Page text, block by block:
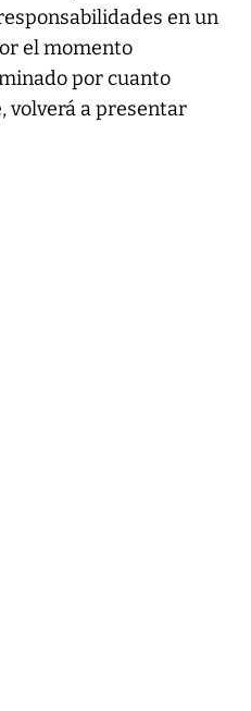
en un
el momento
por cuanto
volverá a presentar